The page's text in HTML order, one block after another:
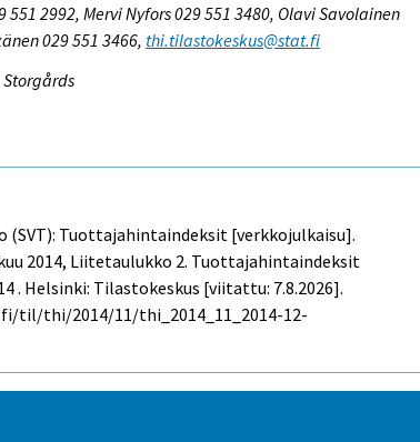
2992, Mervi Nyfors 029 551 3480, Olavi Savolainen
029 551 3466, thi.tilastokeskus@stat.fi
(SVT): Tuottajahintaindeksit [verkkojulkaisu].
2014, Liitetaulukko 2. Tuottajahintaindeksit
. Helsinki: Tilastokeskus [viitattu: 7.8.2026].
til/thi/2014/11/thi_2014_11_2014-12-